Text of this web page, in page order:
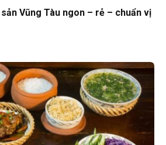
Vũng Tàu ngon – rẻ – chuẩn vị